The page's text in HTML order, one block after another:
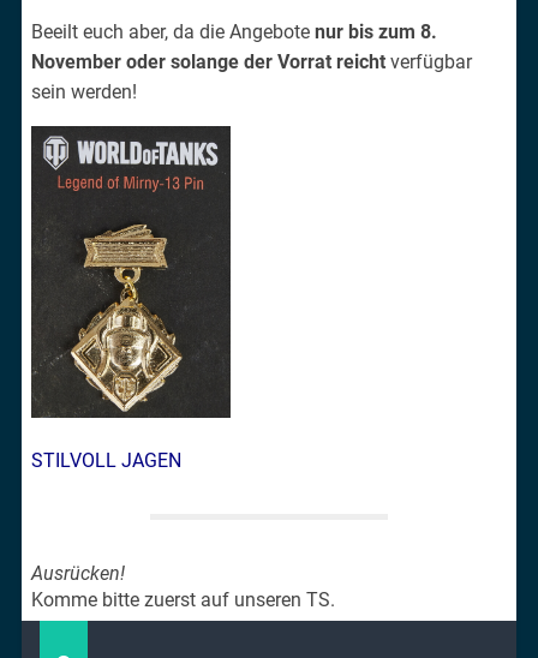
Beeilt euch aber, da die Angebotenur bis zum 8.
November oder solange der Vorrat reicht verfügbar
sein werden!
STILVOLL JAGEN
Ausrücken!
Komme bitte zuerst auf unseren TS.